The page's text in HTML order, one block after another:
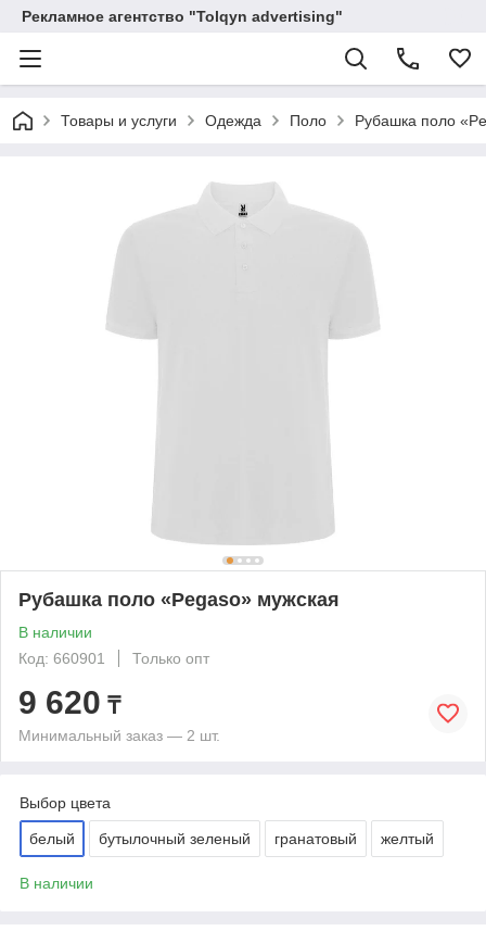
Рекламное агентство "Tolqyn advertising"
Товары и услуги Одежда Поло Рубашка поло
Рубашка поло «Pegaso» мужская
В наличии
Код: 660901
Только опт
9 620 ₸
Минимальный заказ — 2 шт.
Выбор цвета
белый бутылочный зеленый гранатовый желтый
В наличии